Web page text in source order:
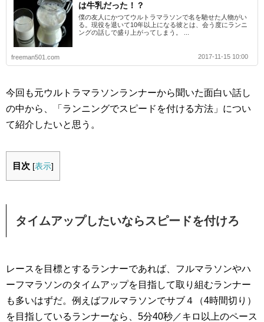
は牛乳だった！？
僕の友人にかつてウルトラマラソンで名を馳せた人物がい
る。現役を退いて10年以上になる彼とは、会う度にランニ
ングの話しで盛り上がってしまう。 ...
freeman501.com 2017-11-15 10:00
今回も元ウルトラマラソンランナーから聞いた面白い話し
の中から、「ランニングでスピードを付ける方法」につい
て紹介したいと思う。
目次 [表示]
タイムアップしたいならスピードを付けろ
レースを目標とするランナーであれば、フルマラソンやハ
ーフマラソンのタイムアップを目指して取り組むランナー
も多いはずだ。例えばフルマラソンでサブ４（4時間切り）
を目指しているランナーなら、5分40秒／キロ以上のペース